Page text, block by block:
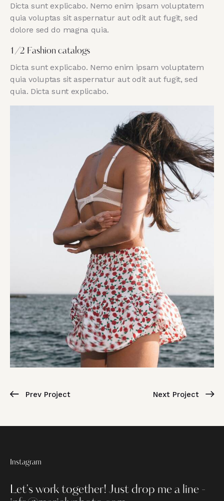
Dicta sunt explicabo. Nemo enim ipsam voluptatem
quia voluptas sit aspernatur aut odit aut fugit, sed
dolore sed do magna quia.
1/2 Fashion catalogs
Dicta sunt explicabo. Nemo enim ipsam voluptatem
quia voluptas sit aspernatur aut odit aut fugit, sed
quia. Dicta sunt explicabo.
Prev Project Next Project
Instagram
Let's work together! Just drop me a line -